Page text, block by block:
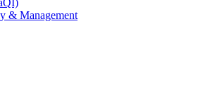
& Management